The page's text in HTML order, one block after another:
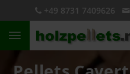
+49 8731 7409626